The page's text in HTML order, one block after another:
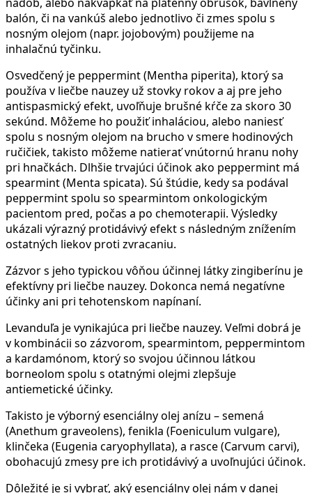
balón, či na vankúš alebo jednotlivo či zmes spolu s
nosným olejom (napr. jojobovým) použijeme na
inhalačnú tyčinku.
Osvedčený je peppermint (Mentha piperita), ktorý sa
používa v liečbe nauzey už stovky rokov a aj pre jeho
antispasmický efekt, uvoľňuje brušné kŕče za skoro 30
sekúnd. Môžeme ho použiť inhaláciou, alebo naniesť
spolu s nosným olejom na brucho v smere hodinových
ručičiek, takisto môžeme natierať vnútornú hranu nohy
pri hnačkách. Dlhšie trvajúci účinok ako peppermint má
spearmint (Menta spicata). Sú štúdie, kedy sa podával
peppermint spolu so spearmintom onkologickým
pacientom pred, počas a po chemoterapii. Výsledky
ukázali výrazný protidávivý efekt s následným znížením
ostatných liekov proti zvracaniu.
Zázvor s jeho typickou vôňou účinnej látky zingiberínu je
efektívny pri liečbe nauzey. Dokonca nemá negatívne
účinky ani pri tehotenskom napínaní.
Levanduľa je vynikajúca pri liečbe nauzey. Veľmi dobrá je
v kombinácii so zázvorom, spearmintom, peppermintom
a kardamónom, ktorý so svojou účinnou látkou
borneolom spolu s otatnými olejmi zlepšuje
antiemetické účinky.
Takisto je výborný esenciálny olej anízu – semená
(Anethum graveolens), fenikla (Foeniculum vulgare),
klinčeka (Eugenia caryophyllata), a rasce (Carvum carvi),
obohacujú zmesy pre ich protidávivý a uvoľnujúci účinok.
Dôležité je si vybrať, aký esenciálny olej nám v danej